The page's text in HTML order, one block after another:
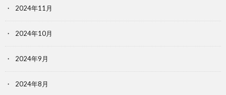
2024年11月
2024年10月
2024年9月
2024年8月